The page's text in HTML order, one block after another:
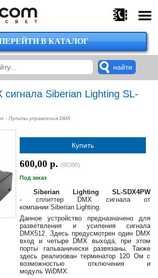
375
224-
00-
00
29
38-
375
620-
38-
38
В КАТАЛОГ
сигнала Siberian Lighting SL-
- Пульты управления DMX
Купить
600,00 р.(00300)
Под заказ
Siberian Lighting SL-SDX4PW
- сплиттер DMX сигнала от
компании Siberian Lighting.
Данное устройство предназначено для
разветвления и усиления сигнала
DMX512. Здесь предусмотрен один DMX
вход и четыре DMX выхода, при этом
порты гальванически развязаны. Также
здесь реализован терминатор 120 Ом с
возможностью отключения и
модуль WiDMX.